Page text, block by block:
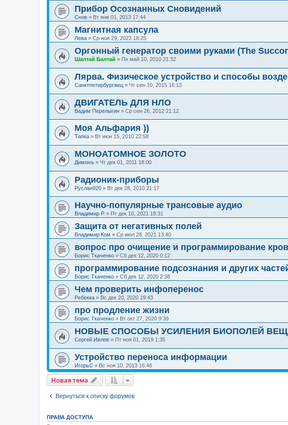
Прибор Осознанных Сновидений
Снов » Вт янв 01, 2013 17:44
Магнитная капсула
Лева » Ср ноя 29, 2023 18:25
Оргонный генератор своими руками (The
Шалтай Балтай » Пн май 10, 2010 21:32
Лярва. Физическое устройство и способы
Санктпетербургжец » Чт сен 10, 2015 16:13
ДВИГАТЕЛЬ ДЛЯ НЛО
Вадим Перелыгин » Ср сен 26, 2012 21:12
Моя Альфария ))
Тапка » Вт июн 15, 2010 22:58
МОНОАТОМНОЕ ЗОЛОТО
Димонъ » Чт дек 01, 2011 18:00
Радионик-приборы
Руслан920 » Вт дек 28, 2010 21:17
Научно-популярные трансовые аудио
Владимир Р. » Пт дек 10, 2021 18:31
Защита от негативных полей
Владимир Ком » Ср июл 28, 2021 13:40
вопрос про очищение и программирование
Борис Ткаченко » Сб дек 12, 2020 0:12
программирование подсознания и других
Борис Ткаченко » Сб дек 12, 2020 2:38
Чем проверить инфоперенос
Ребекка » Вс дек 20, 2020 19:43
про продление жизни
Борис Ткаченко » Вт окт 27, 2020 9:39
НОВЫЕ СПОСОБЫ УСИЛЕНИЯ БИОПОЛЕЙ
Сергей Ивлев » Пт ноя 01, 2019 1:35
Устройство переноса информации
ИгорьС » Вс ноя 10, 2013 16:46
Новая тема
Вернуться к списку форумов
ПРАВА ДОСТУПА